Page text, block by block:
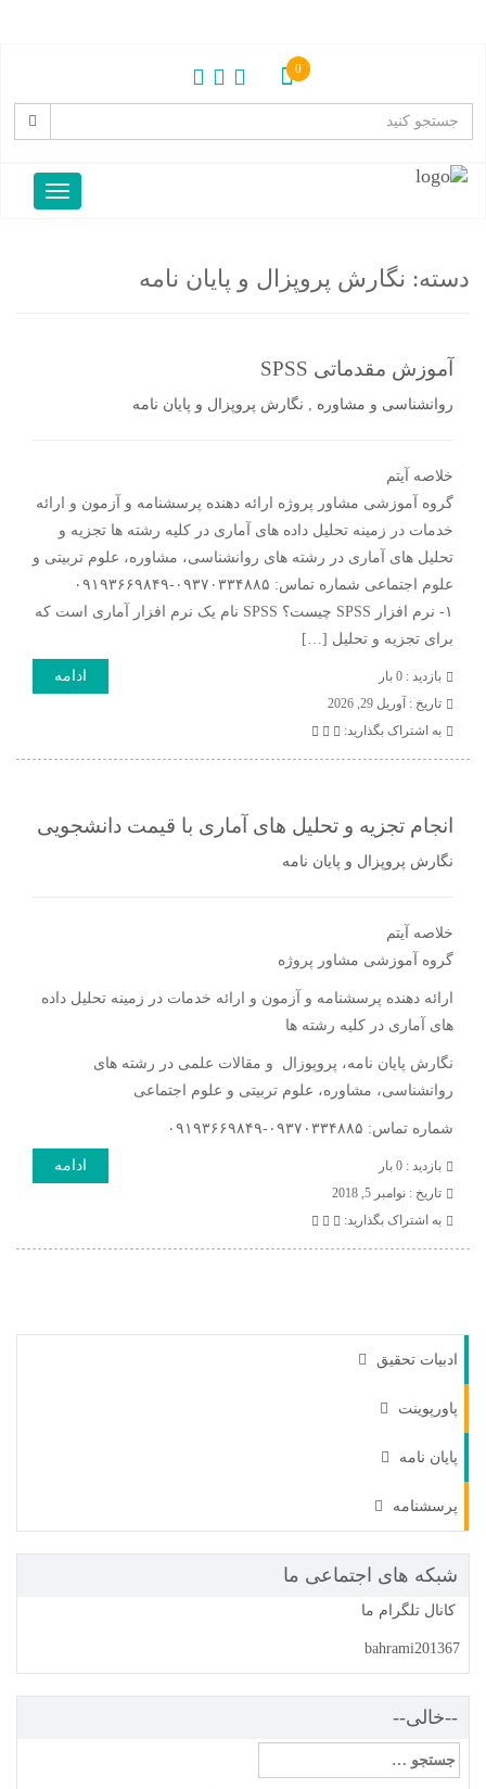
0
دسته: نگارش پروپزال و پایان نامه
آموزش مقدماتی SPSS
روانشناسی و مشاوره , نگارش پروپزال و پایان نامه
خلاصه آیتم
گروه آموزشی مشاور پروژه ارائه دهنده پرسشنامه و آزمون و ارائه
خدمات در زمینه تحلیل داده های آماری در کلیه رشته ها تجزیه و
تحلیل های آماری در رشته های روانشناسی، مشاوره، علوم تربیتی و
۱- نرم افزار SPSS چیست؟ SPSS نام یک نرم افزار آماری است که
برای تجزیه و تحلیل […]
بازدید : 0 بار
تاريخ : آوریل 29, 2026
به اشتراک بگذارید:
ادامه
انجام تجزیه و تحلیل های آماری با قیمت دانشجویی
نگارش پروپزال و پایان نامه
خلاصه آیتم
گروه آموزشی مشاور پروژه
ارائه دهنده پرسشنامه و آزمون و ارائه خدمات در زمینه تحلیل داده
های آماری در کلیه رشته ها
نگارش پایان نامه، پروپوزال و مقالات علمی در رشته های
روانشناسی، مشاوره، علوم تربیتی و علوم اجتماعی
شماره تماس: ۰۹۳۷۰۳۳۴۸۸۵-۰۹۱۹۳۶۶۹۸۴۹
بازدید : 0 بار
تاريخ : نوامبر 5, 2018
به اشتراک بگذارید:
ادامه
ادبیات تحقیق
پاورپوینت
پایان نامه
پرسشنامه
شبکه های اجتماعی ما
کانال تلگرام ما
bahrami201367
--خالی--
برای: